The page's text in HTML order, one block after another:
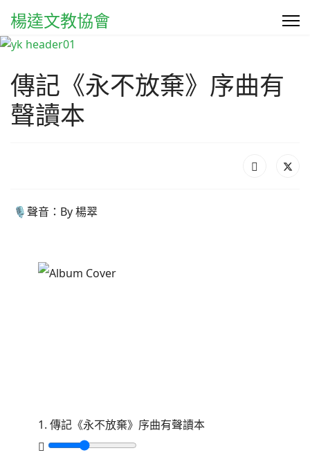
楊逵文教協會
傳記《永不放棄》序曲有
聲讀本
🎙️聲音：By 楊翠
1. 傳記《永不放棄》序曲有聲讀本